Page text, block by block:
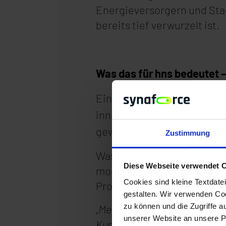
Zustimmung
Diese Webseite verwendet
Cookies sind kleine
gestalten. Wir verwenden
zu können und die Zugriffe
unserer Website an unsere
Energieversorgern und
bereits tief verwurzelt ist.
Was das für hns bedeutet
Eines ist klar: hns bleibt
innerhalb von synaforce
gewachsenen
Was sich ändert: hns hat
modernster
Projekte zu realisieren –
„Meine Aufgaben haben